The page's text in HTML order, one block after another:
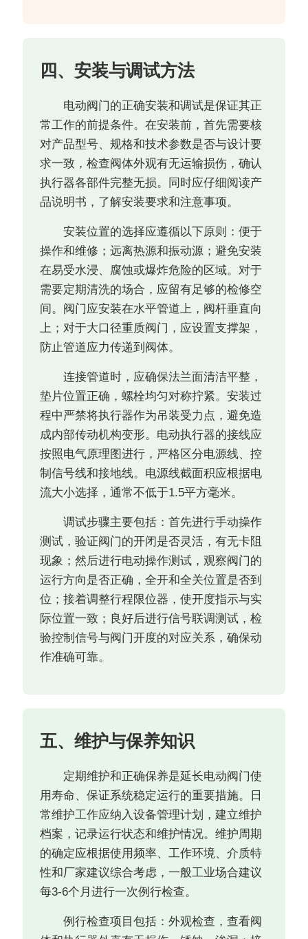
四、安装与调试方法
电动阀门的正确安装和调试是保证其正
常工作的前提条件。在安装前，首先需要核
对产品型号、规格和技术参数是否与设计要
求一致，检查阀体外观有无运输损伤，确认
执行器各部件完整无损。同时应仔细阅读产
品说明书，了解安装要求和注意事项。
安装位置的选择应遵循以下原则：便于
操作和维修；远离热源和振动源；避免安装
在易受水浸、腐蚀或爆炸危险的区域。对于
需要定期清洗的场合，应留有足够的检修空
间。阀门应安装在水平管道上，阀杆垂直向
上；对于大口径重质阀门，应设置支撑架，
防止管道应力传递到阀体。
连接管道时，应确保法兰面清洁平整，
垫片位置正确，螺栓均匀对称拧紧。安装过
程中严禁将执行器作为吊装受力点，避免造
成内部传动机构变形。电动执行器的接线应
按照电气原理图进行，严格区分电源线、控
制信号线和接地线。电源线截面积应根据电
流大小选择，通常不低于1.5平方毫米。
调试步骤主要包括：首先进行手动操作
测试，验证阀门的开闭是否灵活，有无卡阻
现象；然后进行电动操作测试，观察阀门的
运行方向是否正确，全开和全关位置是否到
位；接着调整行程限位器，使开度指示与实
际位置一致；良好后进行信号联调测试，检
验控制信号与阀门开度的对应关系，确保动
作准确可靠。
五、维护与保养知识
定期维护和正确保养是延长电动阀门使
用寿命、保证系统稳定运行的重要措施。日
常维护工作应纳入设备管理计划，建立维护
档案，记录运行状态和维护情况。维护周期
的确定应根据使用频率、工作环境、介质特
性和厂家建议综合考虑，一般工业场合建议
每3-6个月进行一次例行检查。
例行检查项目包括：外观检查，查看阀